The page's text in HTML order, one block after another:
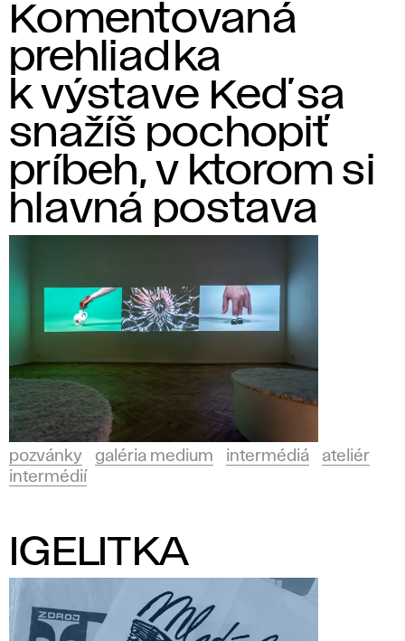
Komentovaná
prehliadka
k výstave Keď sa
snažíš pochopiť
príbeh, v ktorom si
hlavná postava
pozvánky galéria medium intermédiá
ateliér
intermédií
IGELITKA